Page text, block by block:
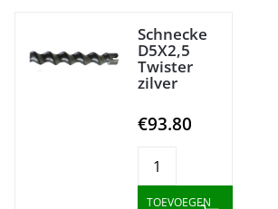
Schnecke
D5X2,5
Twister
zilver
€93.80
TOEVOEGEN